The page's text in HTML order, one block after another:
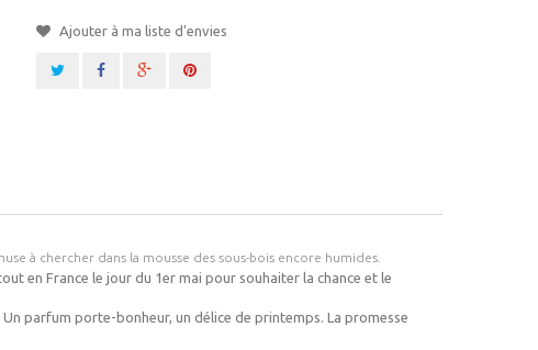
Ajouter à ma liste d'envies
à chercher dans la mousse des sous-bois encore humides.
en France le jour du 1er mai pour souhaiter la chance et le
parfum porte-bonheur, un délice de printemps. La promesse